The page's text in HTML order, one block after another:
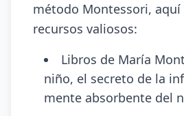
método Montessori,
recursos valiosos:
Libros de María
niño, el secreto de la
mente absorbente del